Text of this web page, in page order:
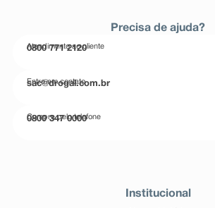
Precisa de ajuda?
Atendimento ao cliente
0800 771 2120
Entre em contato
sac@drogal.com.br
Compre pelo telefone
0800 347 0000
Institucional